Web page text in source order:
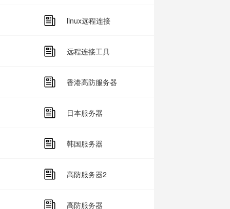
linux远程连接
远程连接工具
香港高防服务器
日本服务器
韩国服务器
高防服务器2
高防服务器